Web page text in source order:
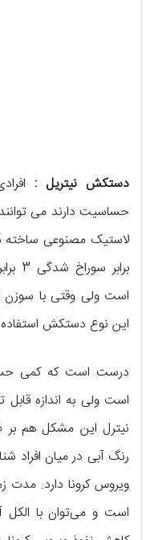
دستکش نیتریل :
حساسیت دارند می
لاستیک مصنوعی
است ولی وقتی با سوزن
این نوع دستکش استفاده
درست است که کمی
است ولی به اندازه
نیترل این مشکل هم
رنگ آبی در میان افراد
است و می‌توان با الکل